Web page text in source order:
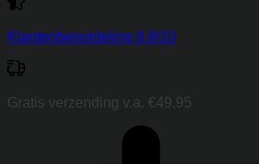
Klantenbeoordeling 8.8/10
Gratis verzending v.a. €49,95